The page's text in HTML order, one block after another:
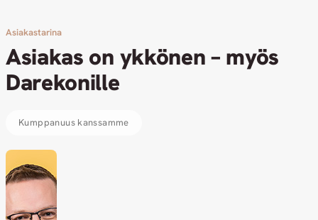
Asiakastarina
Asiakas on ykkönen – myös
Darekonille
Kumppanuus kanssamme